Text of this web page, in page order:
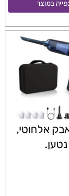
במוצר
אלחוטי,
נטען.